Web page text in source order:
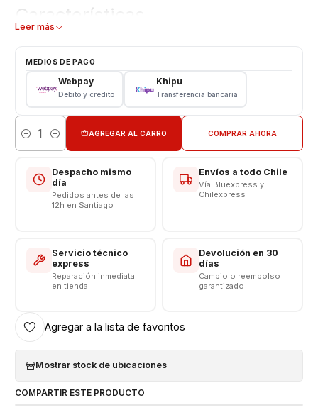
Características
Color: Negro
VALOR INCLUYE INSTALACION EN TIENDA
Leer más
MEDIOS DE PAGO
Webpay
Débito y crédito
Khipu
Transferencia bancaria
Cantidad
AGREGAR AL CARRO COMPRAR AHORA
Despacho mismo
día
Pedidos antes de las
12h en Santiago
Envíos a todo Chile
Vía Bluexpress y
Chilexpress
Servicio técnico
express
Reparación inmediata
en tienda
Devolución en 30
días
Cambio o reembolso
garantizado
Agregar a la lista de favoritos
Mostrar stock de ubicaciones
COMPARTIR ESTE PRODUCTO